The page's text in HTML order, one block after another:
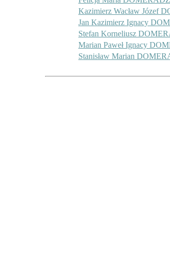
Kazimierz Wacław
Jan Kazimierz Ignacy
Stefan Korneliusz
Marian Paweł Ignacy
Stanisław Marian